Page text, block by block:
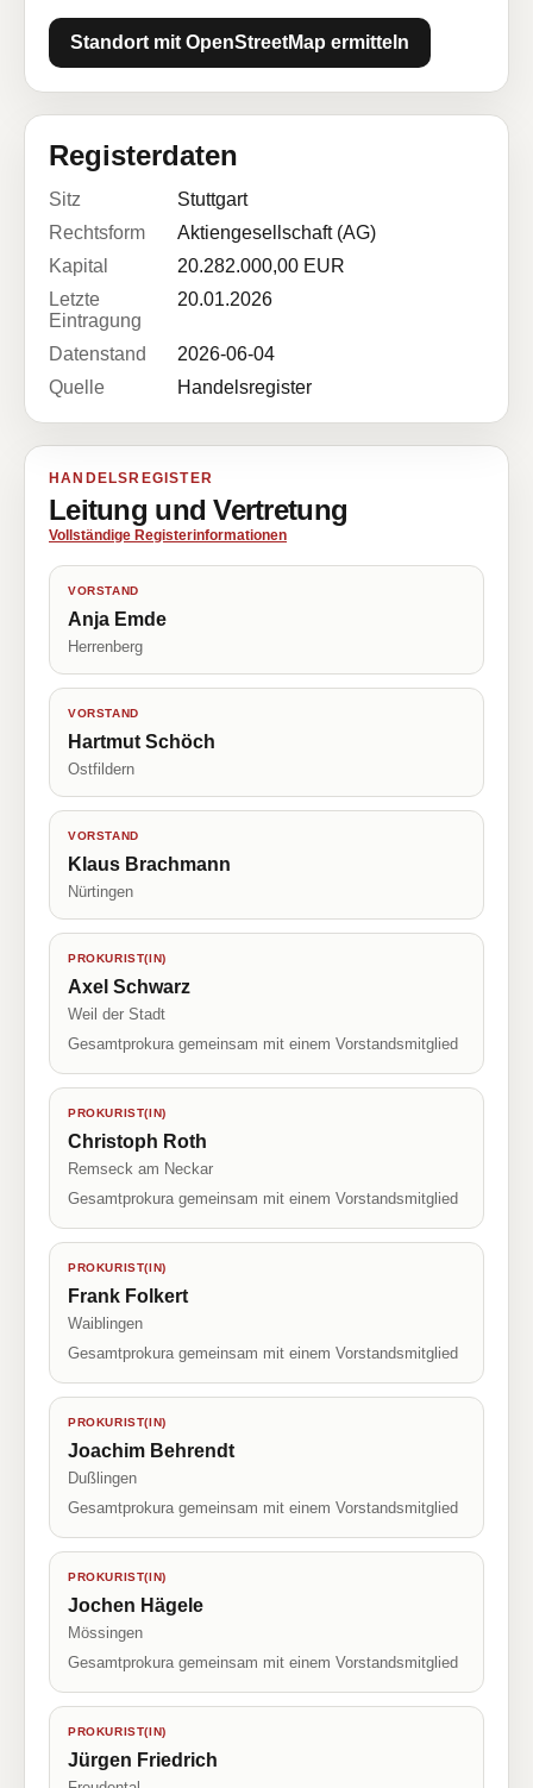
Standort mit OpenStreetMap ermitteln
Registerdaten
Sitz
Stuttgart
Rechtsform
Aktiengesellschaft (AG)
Kapital
20.282.000,00 EUR
Letzte
Eintragung
20.01.2026
Datenstand
2026-06-04
Quelle
Handelsregister
HANDELSREGISTER
Leitung und Vertretung
Vollständige Registerinformationen
VORSTAND
Anja Emde
Herrenberg
VORSTAND
Hartmut Schöch
Ostfildern
VORSTAND
Klaus Brachmann
Nürtingen
PROKURIST(IN)
Axel Schwarz
Weil der Stadt
Gesamtprokura gemeinsam mit einem Vorstandsmitglied
PROKURIST(IN)
Christoph Roth
Remseck am Neckar
Gesamtprokura gemeinsam mit einem Vorstandsmitglied
PROKURIST(IN)
Frank Folkert
Waiblingen
Gesamtprokura gemeinsam mit einem Vorstandsmitglied
PROKURIST(IN)
Joachim Behrendt
Dußlingen
Gesamtprokura gemeinsam mit einem Vorstandsmitglied
PROKURIST(IN)
Jochen Hägele
Mössingen
Gesamtprokura gemeinsam mit einem Vorstandsmitglied
PROKURIST(IN)
Jürgen Friedrich